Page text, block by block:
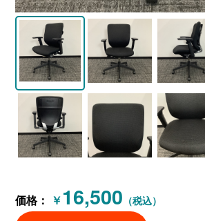
価格： ￥ 16,500 （税込）